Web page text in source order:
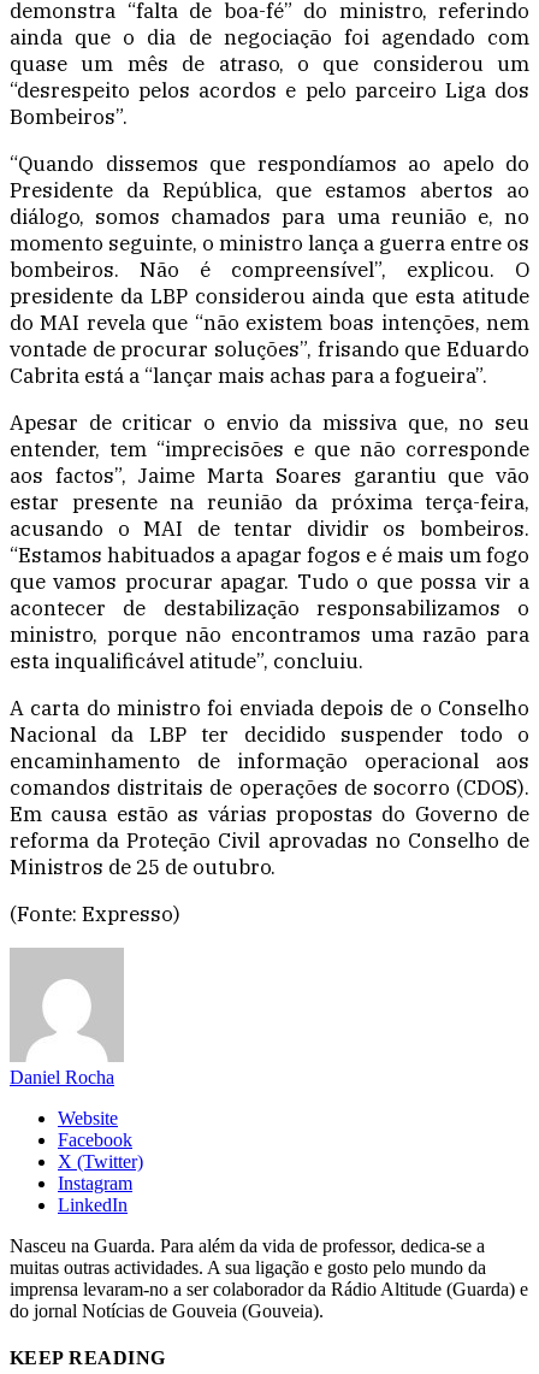
demonstra “falta de boa-fé” do ministro, referindo
ainda que o dia de negociação foi agendado com
quase um mês de atraso, o que considerou um
“desrespeito pelos acordos e pelo parceiro Liga dos
Bombeiros”.
“Quando dissemos que respondíamos ao apelo do
Presidente da República, que estamos abertos ao
diálogo, somos chamados para uma reunião e, no
momento seguinte, o ministro lança a guerra entre os
bombeiros. Não é compreensível”, explicou. O
presidente da LBP considerou ainda que esta atitude
do MAI revela que “não existem boas intenções, nem
vontade de procurar soluções”, frisando que Eduardo
Cabrita está a “lançar mais achas para a fogueira”.
Apesar de criticar o envio da missiva que, no seu
entender, tem “imprecisões e que não corresponde
aos factos”, Jaime Marta Soares garantiu que vão
estar presente na reunião da próxima terça-feira,
acusando o MAI de tentar dividir os bombeiros.
“Estamos habituados a apagar fogos e é mais um fogo
que vamos procurar apagar. Tudo o que possa vir a
acontecer de destabilização responsabilizamos o
ministro, porque não encontramos uma razão para
esta inqualificável atitude”, concluiu.
A carta do ministro foi enviada depois de o Conselho
Nacional da LBP ter decidido suspender todo o
encaminhamento de informação operacional aos
comandos distritais de operações de socorro (CDOS).
Em causa estão as várias propostas do Governo de
reforma da Proteção Civil aprovadas no Conselho de
Ministros de 25 de outubro.
(Fonte: Expresso)
Daniel Rocha
Website
Facebook
X (Twitter)
Instagram
LinkedIn
Nasceu na Guarda. Para além da vida de professor, dedica-se a
muitas outras actividades. A sua ligação e gosto pelo mundo da
imprensa levaram-no a ser colaborador da Rádio Altitude (Guarda) e
do jornal Notícias de Gouveia (Gouveia).
KEEP READING